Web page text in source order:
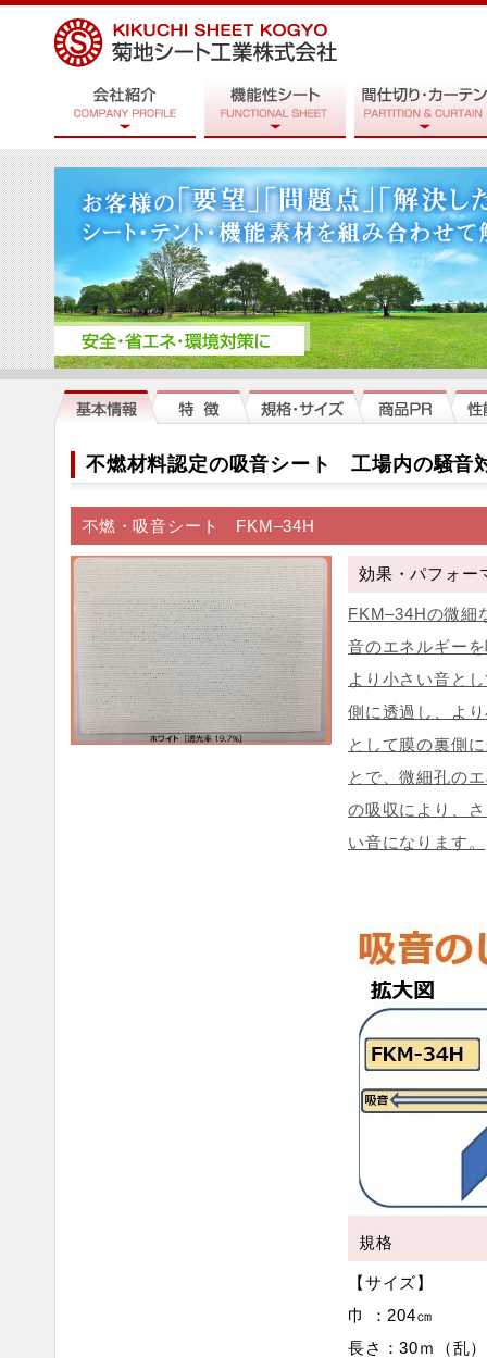
不燃材料認定の吸音シート 工場内の騒音
不燃・吸音シート FKM‒34H
効果・パフォー
FKM‒34Hの微細
音のエネルギー
より小さい音と
側に透過し、よ
として膜の裏側
とで、微細孔の
の吸収により、
い音になります。
規格
【サイズ】
巾 ：204㎝
長さ：30ｍ（乱）